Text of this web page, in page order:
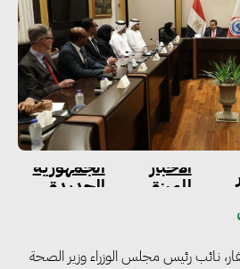
الاخبار
المميزة
الجمهورية
الجديدة
نائب رئيس مجلس الوزراء وزير الصحة